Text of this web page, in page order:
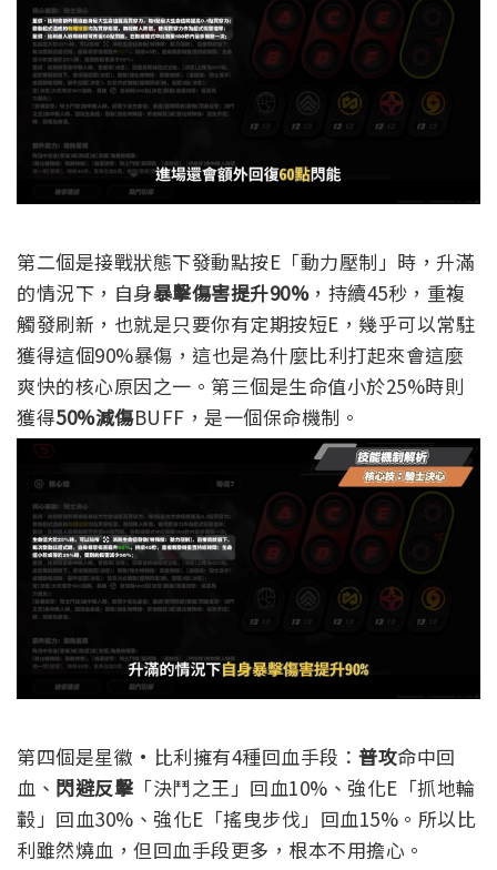
第二個是接戰狀態下發動點按E「動力壓制」時，升滿
的情況下，自身暴擊傷害提升90%，持續45秒，重複
觸發刷新，也就是只要你有定期按短E，幾乎可以常駐
獲得這個90%暴傷，這也是為什麼比利打起來會這麼
爽快的核心原因之一。 第三個是生命值小於25%時則
獲得50%減傷BUFF，是一個保命機制。
第四個是星徽·比利擁有4種回血手段： 普攻命中回
血、 閃避反擊 「決鬥之王」回血10%、強化E「抓地輪
轂」回血30%、強化E「搖曳步伐」回血15%。所以比
利雖然燒血，但回血手段更多，根本不用擔心。